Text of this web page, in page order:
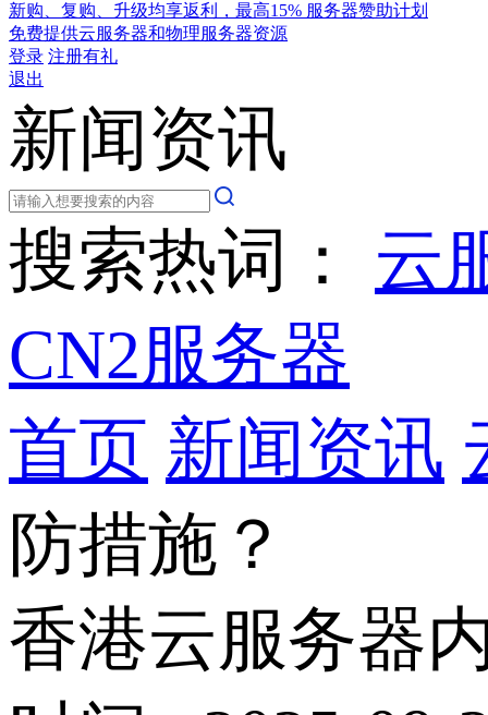
新购、复购、升级均享返利，最高15% 服务器赞助计划
免费提供云服务器和物理服务器资源
登录 注册有礼
退出
新闻资讯
搜索热词： 云
CN2服务器
首页 新闻资讯
防措施？
香港云服务器